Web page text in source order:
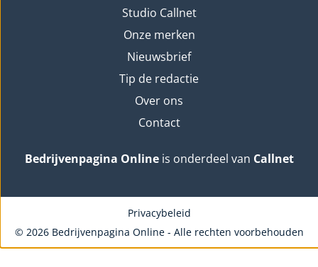
Studio Callnet
Onze merken
Nieuwsbrief
Tip de redactie
Over ons
Contact
Bedrijvenpagina Onlineis onderdeel van Callnet
© 2026 Bedrijvenpagina Online - Alle rechten voorbehouden
Privacybeleid